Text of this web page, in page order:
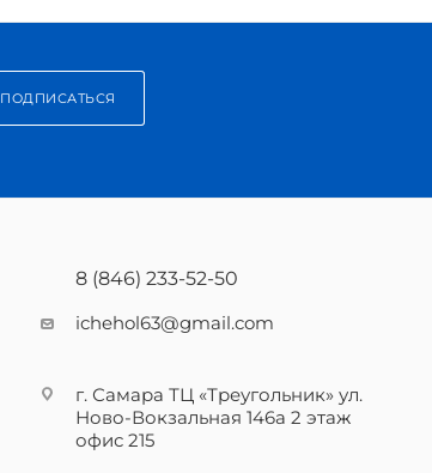
ПОДПИСАТЬСЯ
8 (846) 233-52-50
ichehol63@gmail.com
г. Самара ТЦ «Треугольник» ул.
Ново-Вокзальная 146а 2 этаж
офис 215